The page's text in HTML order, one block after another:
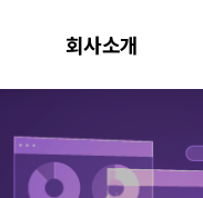
회사소개